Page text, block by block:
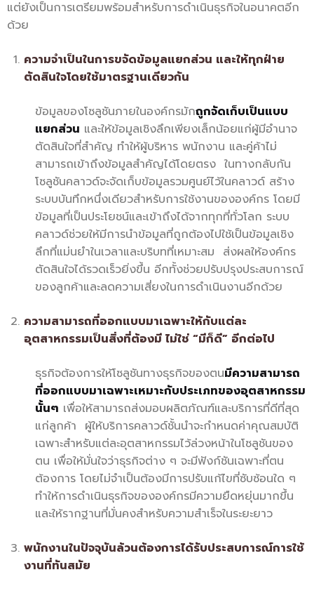
แต่ยังเป็นการเตรียมพร้อมสำหรับการดำเนินธุรกิจในอนาคตอีก
ด้วย
ความจำเป็นในการขจัดข้อมูลแยกส่วน และให้ทุกฝ่าย
ตัดสินใจโดยใช้มาตรฐานเดียวกัน
ข้อมูลของโซลูชันภายในองค์กรมักถูกจัดเก็บเป็นแบบ
แยกส่วน และให้ข้อมูลเชิงลึกเพียงเล็กน้อยแก่ผู้มีอำนาจ
ตัดสินใจที่สำคัญ ทำให้ผู้บริหาร พนักงาน และคู่ค้าไม่
สามารถเข้าถึงข้อมูลสำคัญได้โดยตรง ในทางกลับกัน
โซลูชันคลาวด์จะจัดเก็บข้อมูลรวมศูนย์ไว้ในคลาวด์ สร้าง
ระบบบันทึกหนึ่งเดียวสำหรับการใช้งานขององค์กร โดยมี
ข้อมูลที่เป็นประโยชน์และเข้าถึงได้จากทุกที่ทั่วโลก ระบบ
คลาวด์ช่วยให้มีการนำข้อมูลที่ถูกต้องไปใช้เป็นข้อมูลเชิง
ลึกที่แม่นยำในเวลาและบริบทที่เหมาะสม ส่งผลให้องค์กร
ตัดสินใจได้รวดเร็วยิ่งขึ้น อีกทั้งช่วยปรับปรุงประสบการณ์
ของลูกค้าและลดความเสี่ยงในการดำเนินงานอีกด้วย
ความสามารถที่ออกแบบมาเฉพาะให้กับแต่ละ
อุตสาหกรรมเป็นสิ่งที่ต้องมี ไม่ใช่ “มีก็ดี” อีกต่อไป
ธุรกิจต้องการให้โซลูชันทางธุรกิจของตนมีความสามารถ
ที่ออกแบบมาเฉพาะเหมาะกับประเภทของอุตสาหกรรม
นั้นๆ เพื่อให้สามารถส่งมอบผลิตภัณฑ์และบริการที่ดีที่สุด
แก่ลูกค้า ผู้ให้บริการคลาวด์ชั้นนำจะกำหนดค่าคุณสมบัติ
เฉพาะสำหรับแต่ละอุตสาหกรรมไว้ล่วงหน้าในโซลูชันของ
ตน เพื่อให้มั่นใจว่าธุรกิจต่าง ๆ จะมีฟังก์ชันเฉพาะที่ตน
ต้องการ โดยไม่จำเป็นต้องมีการปรับแก้ไขที่ซับซ้อนใด ๆ
ทำให้การดำเนินธุรกิจขององค์กรมีความยืดหยุ่นมากขึ้น
และให้รากฐานที่มั่นคงสำหรับความสำเร็จในระยะยาว
พนักงานในปัจจุบันล้วนต้องการได้รับประสบการณ์การใช้
งานที่ทันสมัย